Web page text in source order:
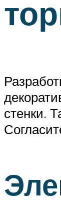
стенки.